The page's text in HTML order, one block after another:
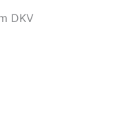
DKV